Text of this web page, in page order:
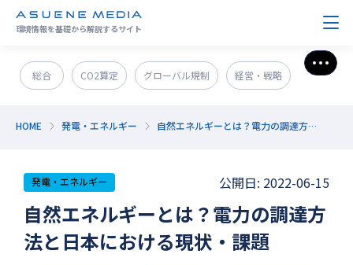
環境情報を基礎から解説するサイト
総合 CO2算定 グローバル規制 経営・戦略
CO2削減 GX人材・スキル その他
さら
HOME 発電・エネルギー 自然エネルギーとは？電力の調達方法と日本における現状・課題
発電・エネルギー 公開日: 2022-06-15
自然エネルギーとは？電力の調達方
法と日本における現状・課題